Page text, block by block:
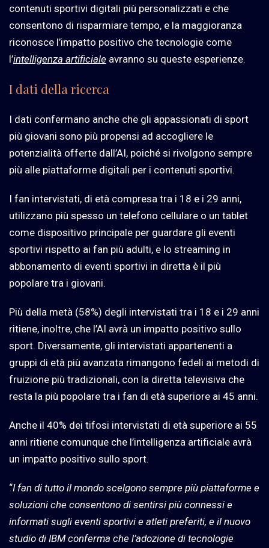
contenuti sportivi digitali più personalizzati e che
consentono di risparmiare tempo, e la maggioranza
riconosce l’impatto positivo che tecnologie come
l’intelligenza artificiale avranno su queste esperienze.
I dati della ricerca
I dati confermano anche che gli appassionati di sport
più giovani sono più propensi ad accogliere le
potenzialità offerte dall’AI, poiché si rivolgono sempre
più alle piattaforme digitali per i contenuti sportivi.
I fan intervistati, di età compresa tra i 18 e i 29 anni,
utilizzano più spesso un telefono cellulare o un tablet
come dispositivo principale per guardare gli eventi
sportivi rispetto ai fan più adulti, e lo streaming in
abbonamento di eventi sportivi in diretta è il più
popolare tra i giovani.
Più della metà (58%) degli intervistati tra i 18 e i 29 anni
ritiene, inoltre, che l’AI avrà un impatto positivo sullo
sport. Diversamente, gli intervistati appartenenti a
gruppi di età più avanzata rimangono fedeli ai metodi di
fruizione più tradizionali, con la diretta televisiva che
resta la più popolare tra i fan di età superiore ai 45 anni.
Anche il 40% dei tifosi intervistati di età superiore ai 55
anni ritiene comunque che l’intelligenza artificiale avrà
un impatto positivo sullo sport.
“I fan di tutto il mondo scelgono sempre più piattaforme e
soluzioni che consentono di sentirsi più connessi e
informati sugli eventi sportivi e atleti preferiti, e il nuovo
studio di IBM conferma che l’adozione di tecnologie